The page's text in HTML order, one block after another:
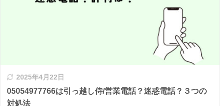
2025年4月22日
05054977766は引っ越し侍/営業電話？迷惑電話？３つの
対処法